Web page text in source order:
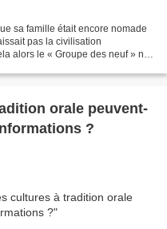
sa famille était encore nomade
pas la civilisation
alors le « Groupe des neuf » ne
orale peuvent-
?